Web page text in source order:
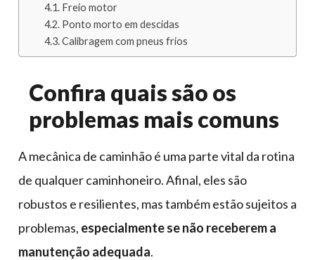
Freio motor
Ponto morto em descidas
Calibragem com pneus frios
Confira quais são os
problemas mais comuns
A mecânica de caminhão é uma parte vital da rotina
de qualquer caminhoneiro. Afinal, eles são
robustos e resilientes, mas também estão sujeitos a
problemas, especialmente se não receberem a
manutenção adequada.